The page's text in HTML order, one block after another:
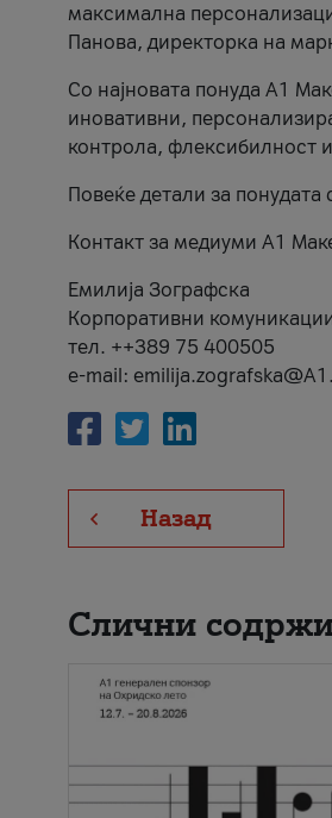
максимална
Панова, директорка на
Со најновата понуда А1
иновативни,
контрола, флексибилност
Повеќе детали за
Контакт за медиуми А1
Емилија Зографска
Корпоративни
тел. ++389 75 400505
e-mail:
Назад
Слични